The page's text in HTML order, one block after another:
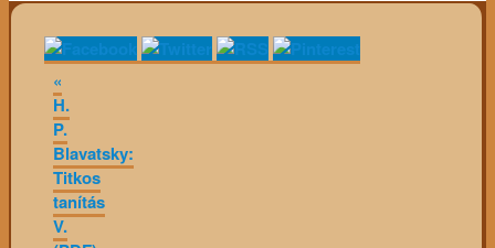
«
H.
P.
Blavatsky:
Titkos
tanítás
V.